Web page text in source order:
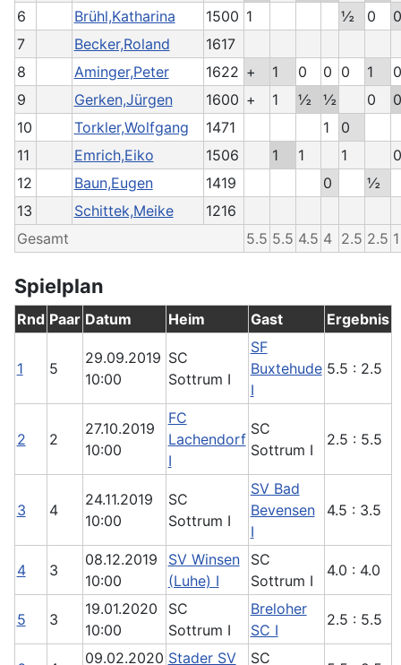
6
Brühl,Katharina 1500 1 ½ 0
0
7
Becker,Roland
1617
8
Aminger,Peter 1622 + 1 0 0 0 1
0
9
Gerken,Jürgen 1600 + 1 ½ ½ 0
0
10
Torkler,Wolfgang 1471 1
0
11
Emrich,Eiko 1506 1 1 1
0
12
Baun,Eugen 1419 0
½
13
Schittek,Meike
1216
Gesamt
5.5 5.5 4.5 4 2.5 2.5 1
Spielplan
Rnd Paar Datum Heim Gast Ergebnis
1 5
29.09.2019
10:00
SC
Sottrum I
SF
Buxtehude
I
5.5 : 2.5
2 2
27.10.2019
10:00
FC
Lachendorf
I
SC
Sottrum I
2.5 : 5.5
3 4
24.11.2019
10:00
SC
Sottrum I
SV Bad
Bevensen
I
4.5 : 3.5
4 3
08.12.2019
10:00
SV Winsen
(Luhe) I
SC
Sottrum I
4.0 : 4.0
5 3
19.01.2020
10:00
SC
Sottrum I
Breloher
SC I
2.5 : 5.5
09.02.2020 Stader SV
SC